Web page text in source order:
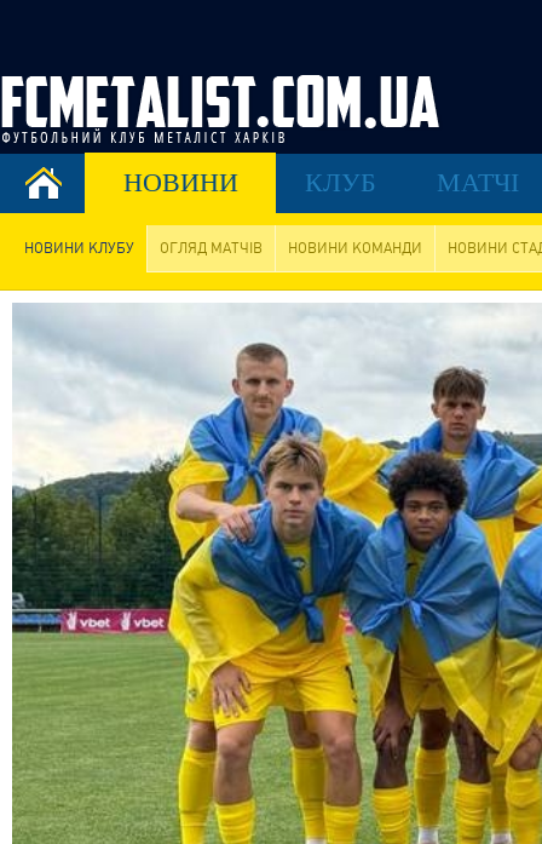
НОВИНИ КЛУБ МАТЧІ
НОВИНИ КЛУБУ ОГЛЯД МАТЧІВ НОВИНИ КОМАНДИ НОВИНИ